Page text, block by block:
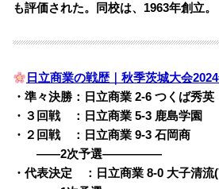
も評価された。同校は、1963年創立。
日立商業の戦歴｜秋季茨城大会
・準々決勝：日立商業 2-6 つくば秀英
・３回戦 ：日立商業 5-3 鹿島学園
・２回戦 ：日立商業 9-3 石岡商
・・——2次予選—————
・代表決定 ：日立商業 8-0 大子清流